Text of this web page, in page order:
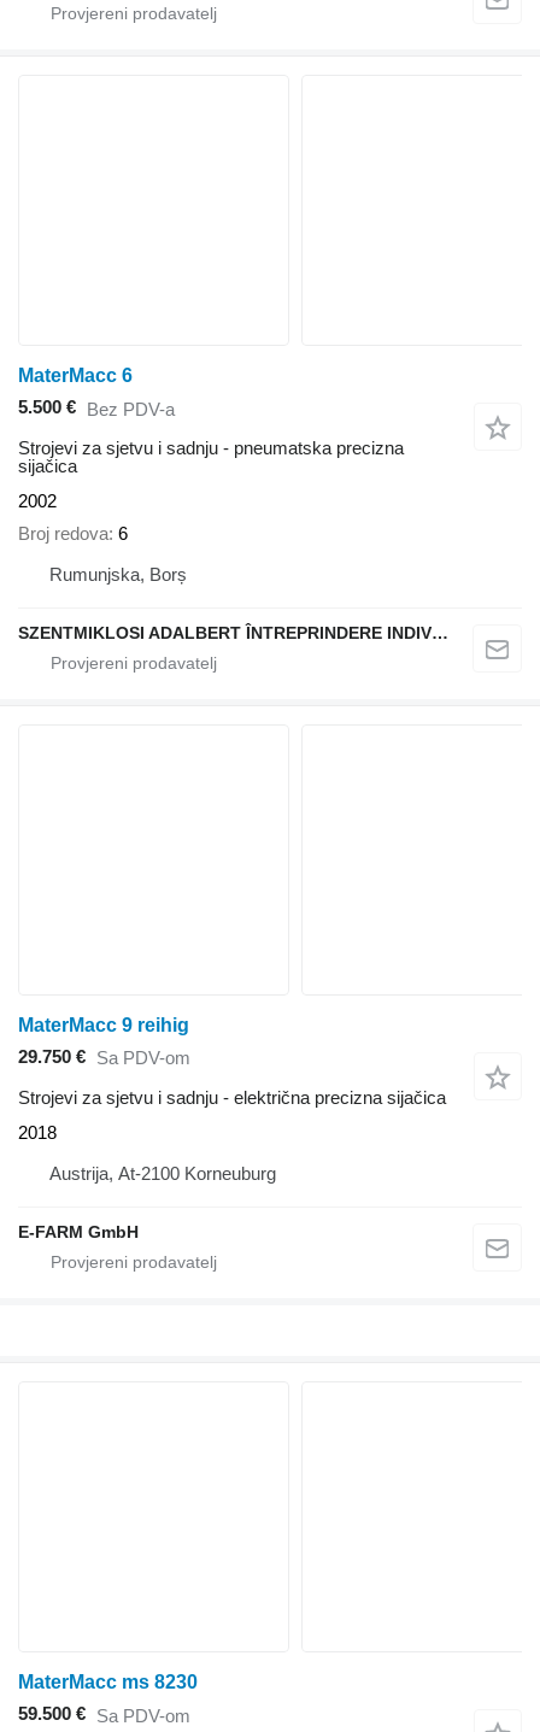
MaterMacc 6
5.500 € Bez PDV-a
Strojevi za sjetvu i sadnju - pneumatska precizna
sijačica
2002
Broj redova 6
Rumunjska, Borș
SZENTMIKLOSI ADALBERT ÎNTREPRINDERE INDIVIDUALĂ
MaterMacc 9 reihig
29.750 € Sa PDV-om
Strojevi za sjetvu i sadnju - električna precizna sijačica
2018
Austrija, At-2100 Korneuburg
E-FARM GmbH
MaterMacc ms 8230
59.500 € Sa PDV-om